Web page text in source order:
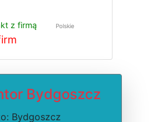
z firmą Polskie
Bydgoszcz
Bydgoszcz